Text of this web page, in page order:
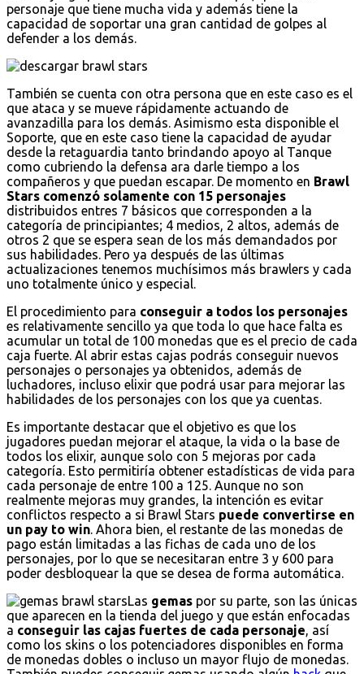
personaje que tiene mucha vida y además tiene la
capacidad de soportar una gran cantidad de golpes al
defender a los demás.
También se cuenta con otra persona que en este caso es el
que ataca y se mueve rápidamente actuando de
avanzadilla para los demás. Asimismo esta disponible el
Soporte, que en este caso tiene la capacidad de ayudar
desde la retaguardia tanto brindando apoyo al Tanque
como cubriendo la defensa ara darle tiempo a los
compañeros y que puedan escapar. De momento en Brawl
Stars comenzó solamente con 15 personajes
distribuidos entres 7 básicos que corresponden a la
categoría de principiantes; 4 medios, 2 altos, además de
otros 2 que se espera sean de los más demandados por
sus habilidades. Pero ya después de las últimas
actualizaciones tenemos muchísimos más brawlers y cada
uno totalmente único y especial.
El procedimiento para conseguir a todos los personajes
es relativamente sencillo ya que toda lo que hace falta es
acumular un total de 100 monedas que es el precio de cada
caja fuerte. Al abrir estas cajas podrás conseguir nuevos
personajes o personajes ya obtenidos, además de
luchadores, incluso elixir que podrá usar para mejorar las
habilidades de los personajes con los que ya cuentas.
Es importante destacar que el objetivo es que los
jugadores puedan mejorar el ataque, la vida o la base de
todos los elixir, aunque solo con 5 mejoras por cada
categoría. Esto permitiría obtener estadísticas de vida para
cada personaje de entre 100 a 125. Aunque no son
realmente mejoras muy grandes, la intención es evitar
conflictos respecto a si Brawl Stars puede convertirse en
un pay to win . Ahora bien, el restante de las monedas de
pago están limitadas a las fichas de cada uno de los
personajes, por lo que se necesitaran entre 3 y 600 para
poder desbloquear la que se desea de forma automática.
Las gemas por su parte, son las únicas
que aparecen en la tienda del juego y que están enfocadas
a conseguir las cajas fuertes de cada personaje , así
como los skins o los potenciadores disponibles en forma
de monedas dobles o incluso un mayor flujo de monedas.